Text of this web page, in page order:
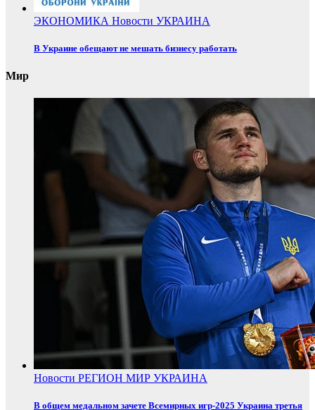
ЭКОНОМИКА Новости УКРАИНА
В Украине обещают не мешать бизнесу работать
Мир
Новости РЕГИОН МИР УКРАИНА
В общем медальном зачете Всемирных игр-2025 Украина третья